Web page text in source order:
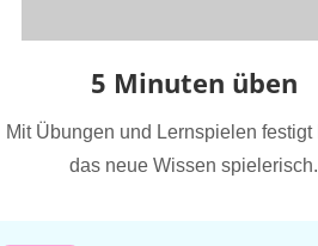
5 Minuten üben
Mit Übungen und Lernspielen festigt
das neue Wissen spielerisch.